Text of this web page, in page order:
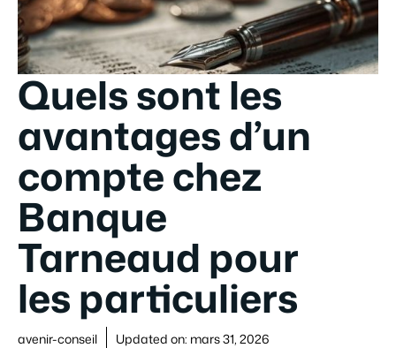
Quels sont les
avantages d’un
compte chez
Banque
Tarneaud pour
les particuliers
avenir-conseil Updated on: mars 31, 2026